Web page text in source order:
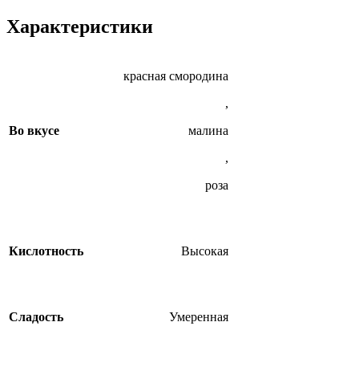
Характеристики
Во вкусе
красная смородина
,
малина
,
роза
Кислотность Высокая
Сладость Умеренная